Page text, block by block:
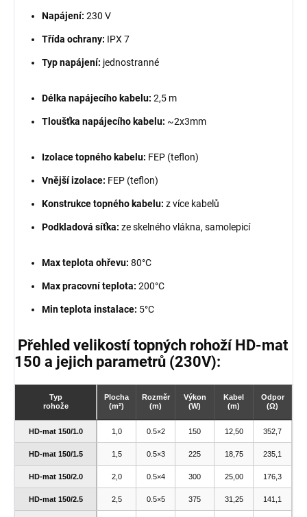
Napájení: 230 V
Třída ochrany: IPX 7
Typ napájení: jednostranné
Délka napájecího kabelu: 2,5 m
Tloušťka napájecího kabelu: ~2x3mm
Izolace topného kabelu: FEP (teflon)
Vnější izolace: FEP (teflon)
Konstrukce topného kabelu: z více kabelů
Podkladová síťka: ze skelného vlákna, samolepicí
Max teplota ohřevu: 80°C
Max pracovní teplota: 200°C
Min teplota instalace: 5°C
Přehled velikostí topných rohoží HD-mat
150 a jejich parametrů (230V):
Typ
rohože
Plocha
(m²)
Rozměr
(m)
Výkon
(W)
Kabel
(m)
Odpor
(Ω)
HD-mat 150/1.0 1,0 0.5×2 150 12,50 352,7
HD-mat 150/1.5 1,5 0.5×3 225 18,75 235,1
HD-mat 150/2.0 2,0 0.5×4 300 25,00 176,3
HD-mat 150/2.5 2,5 0.5×5 375 31,25 141,1